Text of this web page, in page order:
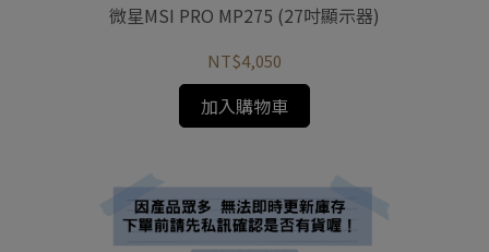
微星MSI PRO MP275 (27吋顯示器)
NT$4,050
加入購物車